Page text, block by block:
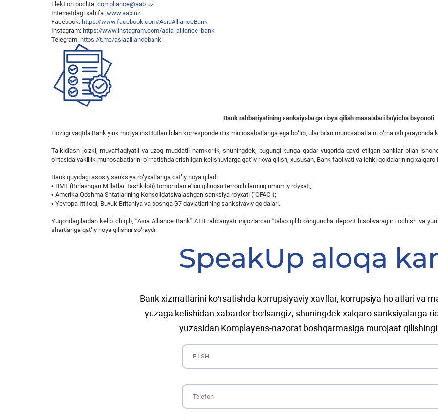
Elektron pochta: compliance@aab.uz
Internetdagi sahifa: www.aab.uz
Facebook: https://www.facebook.com/AsiaAllianceBank
Instagram: https://www.instagram.com/asia_alliance_bank
Telegram: https://t.me/asiaalliancebank
Bank rahbariyatining sanksiyalarga rioya qilish masalalari bo'yicha bayonoti
Hozirgi vaqtda Bank yirik moliya institutlari bilan korrespondentlik munosabatlariga ega bo‘lib, ular bilan munosabatlarni o‘rnatish jarayonida
Ta’kidlash joizki, muvaffaqiyatli va uzoq muddatli hamkorlik, shuningdek, bugungi kunga qadar yuqorida qayd etilgan banklar bilan
o‘rtasida vakillik munosabatlarini o‘rnatishda erishilgan kelishuvlarga qat’iy rioya qilish, xususan, Bank faoliyati va ichki qoidalarining
Bank quyidagi asosiy sanksiya ro‘yxatlariga qat’iy rioya qiladi:
• BMT (Birlashgan Millatlar Tashkiloti) tomonidan e'lon qilingan terrorchilarning umumiy ro'yxati;
• Amerika Qo'shma Shtatlarining Konsolidatsiyalashgan sanksiya ro'yxati (“OFAC”);
• Yevropa Ittifoqi, Buyuk Britaniya va boshqa G7 davlatlarining sanksiyaviy qoidalari.
Yuqoridagilardan kelib chiqib, “Asia Alliance Bank” ATB rahbariyati mijozlardan “talab qilib olinguncha depozit hisobvarag‘ini ochish va
shartlariga qat’iy rioya qilishni so‘raydi.
SpeakUp aloqa
Bank xizmatlarini ko‘rsatishda korrupsiyaviy xavflar, korrupsiya holatlari va
yuzaga kelishidan xabardor bo‘lsangiz, shuningdek xalqaro sanksiyalarga
yuzasidan Komplayens-nazorat boshqarmasiga murojaat